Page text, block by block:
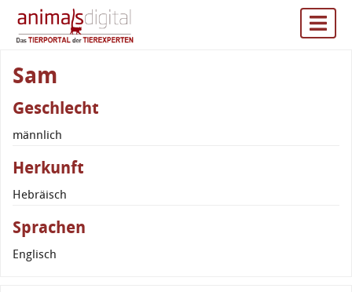
Sam
Geschlecht
männlich
Herkunft
Hebräisch
Sprachen
Englisch